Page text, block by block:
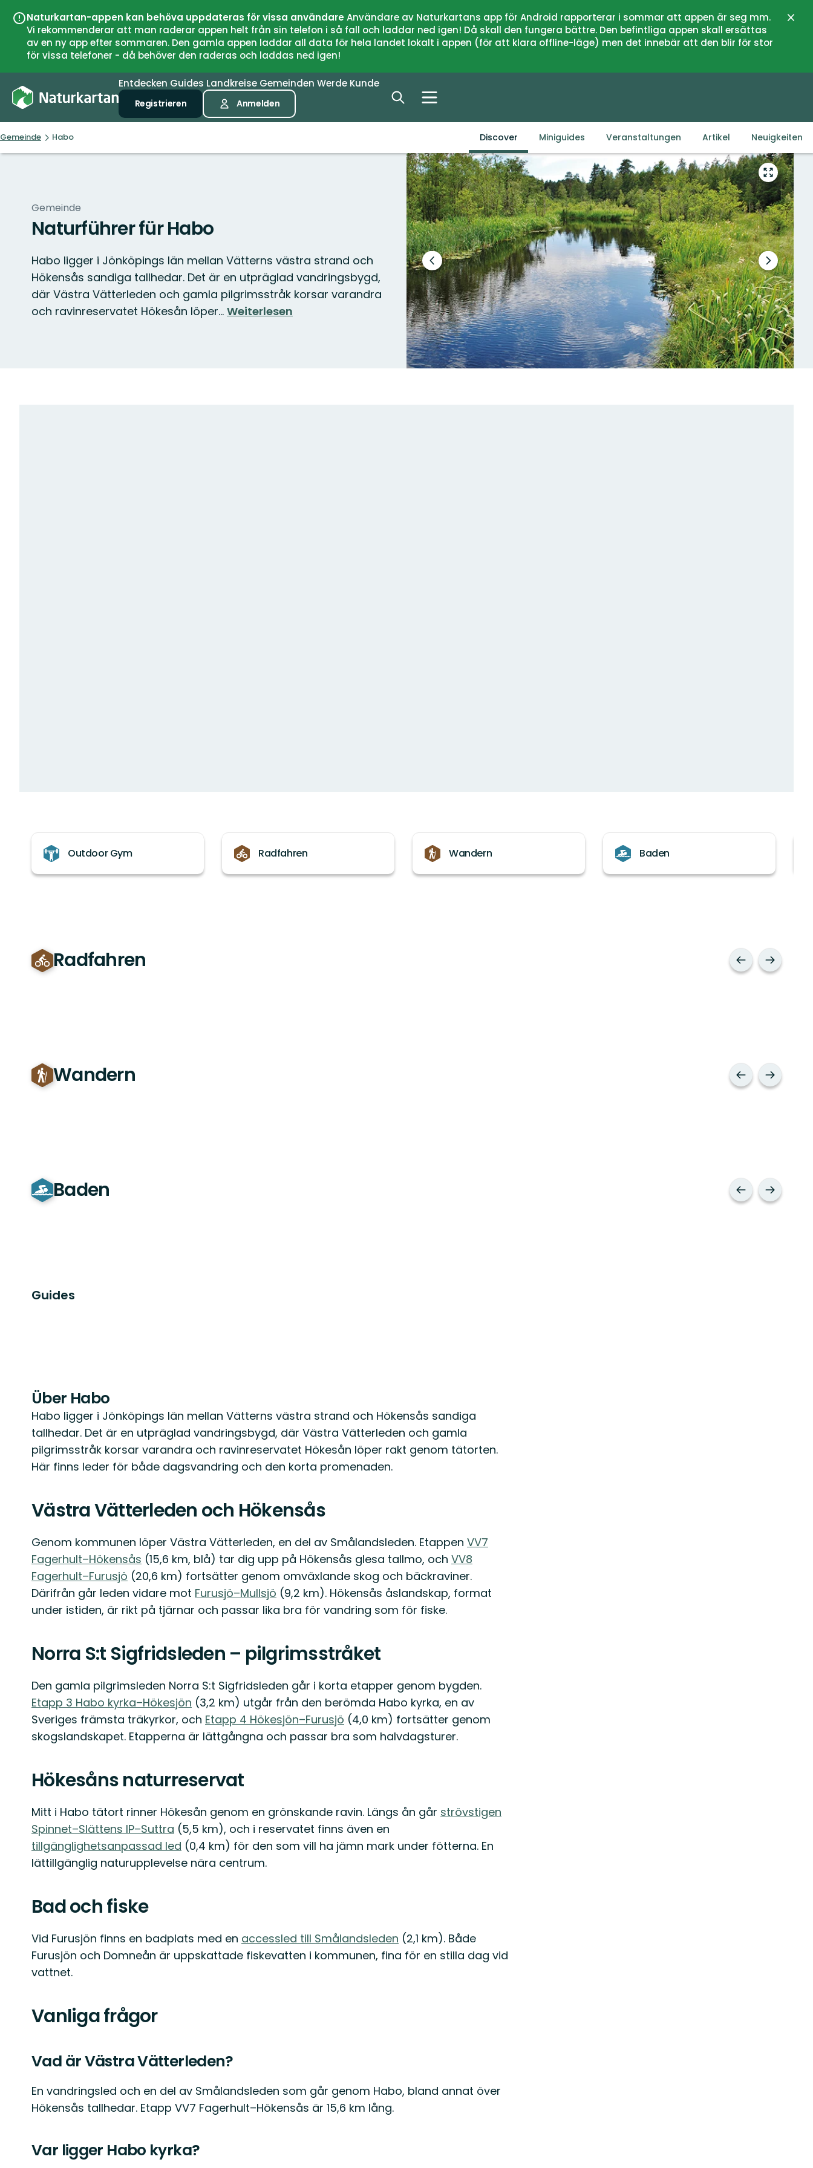
Naturkartan-appen kan behöva uppdateras för vissa användareAnvändare av Naturkartans app för Android rapporterar i sommar att appen är seg mm.
Vi rekommenderar att man raderar appen helt från sin telefon i så fall och laddar ned igen! Då skall den fungera bättre. Den befintliga appen skall ersättas
av en ny app efter sommaren. Den gamla appen laddar all data för hela landet lokalt i appen (för att klara offline-läge) men det innebär att den blir för stor
för vissa telefoner - då behöver den raderas och laddas ned igen!
Entdecken Guides Landkreise Gemeinden Werde Kunde
Registrieren Anmelden
Gemeinde Habo Discover Miniguides Veranstaltungen Artikel Neuigkeiten
Gemeinde
Naturführer für Habo
Habo ligger i Jönköpings län mellan Vätterns västra strand och
Hökensås sandiga tallhedar. Det är en utpräglad vandringsbygd,
där Västra Vätterleden och gamla pilgrimsstråk korsar varandra
och ravinreservatet Hökesån löper… Weiterlesen
Vollbild
öffnen
Vorheriger
Slide
Nächster
Slide
Kategorien
Outdoor Gym
Radfahren Wandern Baden
Radfahren
Wandern
Baden
Guides
Über Habo
Habo ligger i Jönköpings län mellan Vätterns västra strand och Hökensås sandiga
tallhedar. Det är en utpräglad vandringsbygd, där Västra Vätterleden och gamla
pilgrimsstråk korsar varandra och ravinreservatet Hökesån löper rakt genom tätorten.
Här finns leder för både dagsvandring och den korta promenaden.
Västra Vätterleden och Hökensås
Genom kommunen löper Västra Vätterleden, en del av Smålandsleden. Etappen VV7
Fagerhult–Hökensås (15,6 km, blå) tar dig upp på Hökensås glesa tallmo, och VV8
Fagerhult–Furusjö (20,6 km) fortsätter genom omväxlande skog och bäckraviner.
Därifrån går leden vidare mot Furusjö–Mullsjö (9,2 km). Hökensås åslandskap, format
under istiden, är rikt på tjärnar och passar lika bra för vandring som för fiske.
Norra S:t Sigfridsleden – pilgrimsstråket
Den gamla pilgrimsleden Norra S:t Sigfridsleden går i korta etapper genom bygden.
Etapp 3 Habo kyrka–Hökesjön (3,2 km) utgår från den berömda Habo kyrka, en av
Sveriges främsta träkyrkor, och Etapp 4 Hökesjön–Furusjö (4,0 km) fortsätter genom
skogslandskapet. Etapperna är lättgångna och passar bra som halvdagsturer.
Hökesåns naturreservat
Mitt i Habo tätort rinner Hökesån genom en grönskande ravin. Längs ån går strövstigen
Spinnet–Slättens IP–Suttra (5,5 km), och i reservatet finns även en
tillgänglighetsanpassad led (0,4 km) för den som vill ha jämn mark under fötterna. En
lättillgänglig naturupplevelse nära centrum.
Bad och fiske
Vid Furusjön finns en badplats med en accessled till Smålandsleden (2,1 km). Både
Furusjön och Domneån är uppskattade fiskevatten i kommunen, fina för en stilla dag vid
vattnet.
Vanliga frågor
Vad är Västra Vätterleden?
En vandringsled och en del av Smålandsleden som går genom Habo, bland annat över
Hökensås tallhedar. Etapp VV7 Fagerhult–Hökensås är 15,6 km lång.
Var ligger Habo kyrka?